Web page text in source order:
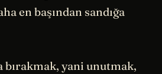
en başından sandığa
bırakmak, yani unutmak,